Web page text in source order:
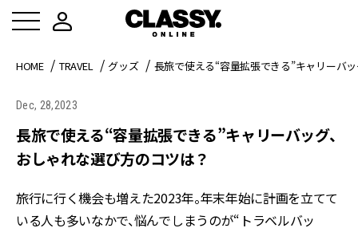
HOME TRAVEL グッズ 長旅で使える“容量拡張できる”キャリーバ
Dec, 28,2023
長旅で使える“容量拡張できる”キャリーバッグ、
おしゃれな選び方のコツは？
旅行に行く機会も増えた2023年。年末年始に計画を立てて
いる人も多いなかで、悩んでしまうのが“トラベルバッ